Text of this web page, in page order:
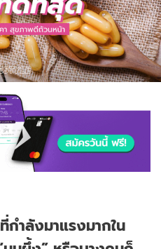
กำลังมาแรงมากใน